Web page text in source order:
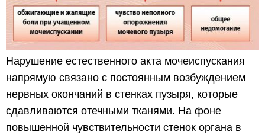
Нарушение естественного акта мочеиспускания
напрямую связано с постоянным возбуждением
нервных окончаний в стенках пузыря, которые
сдавливаются отечными тканями. На фоне
повышенной чувствительности стенок органа в